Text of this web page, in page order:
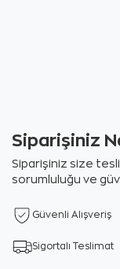
Siparişiniz
Siparişiniz size
sorumluluğu ve
Güvenli Alışveriş
Sigortalı Teslimat